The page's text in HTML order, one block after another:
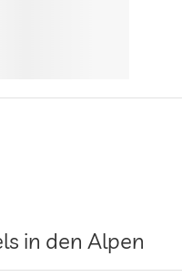
in den Alpen